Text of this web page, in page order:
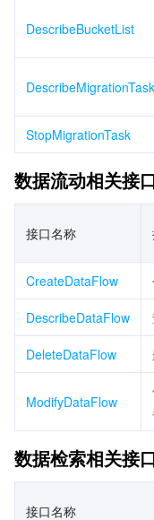
DescribeBucketList
StopMigrationTask
数据流动相关接
接口名称
CreateDataFlow
DescribeDataFlow
DeleteDataFlow
ModifyDataFlow
数据检索相关接
接口名称